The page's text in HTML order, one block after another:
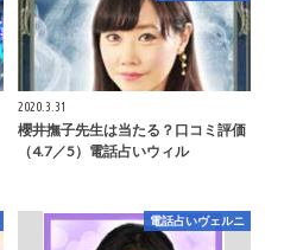
2020.3.31
櫻井撫子先生は当たる？口コミ評価
（4.7／5）電話占いウィル
電話占いヴェルニ